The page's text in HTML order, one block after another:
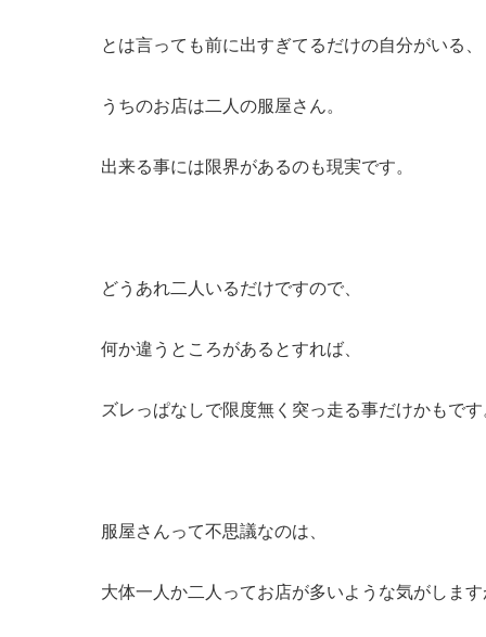
とは言っても前に出すぎてるだけの自分がいる、
うちのお店は二人の服屋さん。
出来る事には限界があるのも現実です。
どうあれ二人いるだけですので、
何か違うところがあるとすれば、
ズレっぱなしで限度無く突っ走る事だけかもです
服屋さんって不思議なのは、
大体一人か二人ってお店が多いような気がします